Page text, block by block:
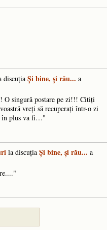
discuţia Și bine, și rău... a
O singură postare pe zi!!! Citiți
vreți să recuperați într-o zi
în plus va fi…"
la discuţia Și bine, și rău... a